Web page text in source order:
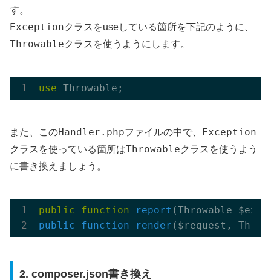
す。
Exceptionクラスをuseしている箇所を下記のように、
Throwableクラスを使うようにします。
use
また、このHandler.phpファイルの中で、 Exception
クラスを使っている箇所はThrowableクラスを使うよう
に書き換えましょう。
public function report (Throwable
public
function render ($request,
2. composer.json書き換え